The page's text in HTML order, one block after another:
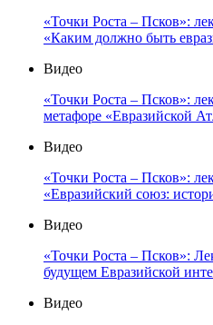
«Точки Роста – Псков»:
«Каким должно быть
Видео
«Точки Роста – Псков»:
метафоре «Евразийской
Видео
«Точки Роста – Псков»:
«Евразийский союз:
Видео
«Точки Роста – Псков»:
будущем Евразийской
Видео